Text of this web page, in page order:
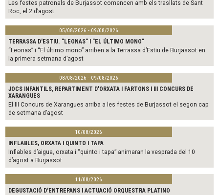
Les festes patronals de Burjassot comencen amb els trasllats de Sant
Roc, el 2 d’agost
05/08/2026 - 09/08/2026
TERRASSA D'ESTIU. "LEONAS" I "EL ÚLTIMO MONO"
“Leonas” i “El último mono” arriben a la Terrassa d’Estiu de Burjassot en
la primera setmana d’agost
08/08/2026 - 09/08/2026
JOCS INFANTILS, REPARTIMENT D'ORXATA I FARTONS I III CONCURS DE
XARANGUES
El III Concurs de Xarangues arriba a les festes de Burjassot el segon cap
de setmana d’agost
10/08/2026
INFLABLES, ORXATA I QUINTO I TAPA
Inflables d’aigua, orxata i “quinto i tapa” animaran la vesprada del 10
d’agost a Burjassot
11/08/2026
DEGUSTACIÓ D'ENTREPANS I ACTUACIÓ ORQUESTRA PLATINO